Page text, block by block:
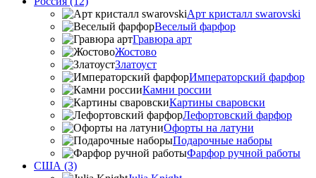
Арт кристалл swarovski
Веселый фарфор
Гравюра арт
Жостово
Златоуст
Императорский фарфор
Камни россии
Картины сваровски
Лефортовский фарфор
Офорты на латуни
Подарочные наборы
Фарфор ручной работы
США (3)